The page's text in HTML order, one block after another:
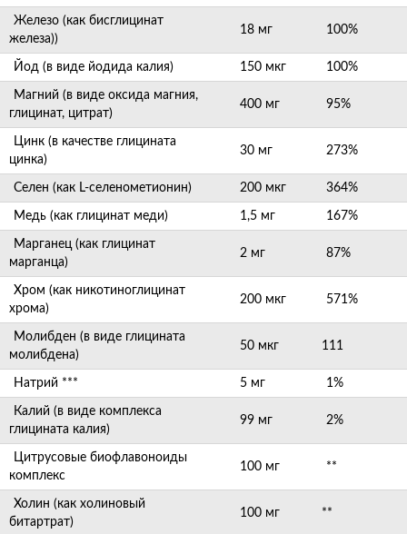
Железо (как бисглицинат
железа))
18 мг 100%
Йод (в виде йодида калия) 150 мкг 100%
Магний (в виде оксида магния,
глицинат, цитрат)
400 мг 95%
Цинк (в качестве глицината
цинка)
30 мг 273%
Селен (как L-селенометионин) 200 мкг 364%
Медь (как глицинат меди) 1,5 мг 167%
Марганец (как глицинат
марганца)
2 мг 87%
Хром (как никотиноглицинат
хрома)
200 мкг 571%
Молибден (в виде глицината
молибдена)
50 мкг 111
Натрий *** 5 мг 1%
Калий (в виде комплекса
глицината калия)
99 мг 2%
Цитрусовые биофлавоноиды
комплекс
100 мг **
Холин (как холиновый
битартрат)
100 мг **